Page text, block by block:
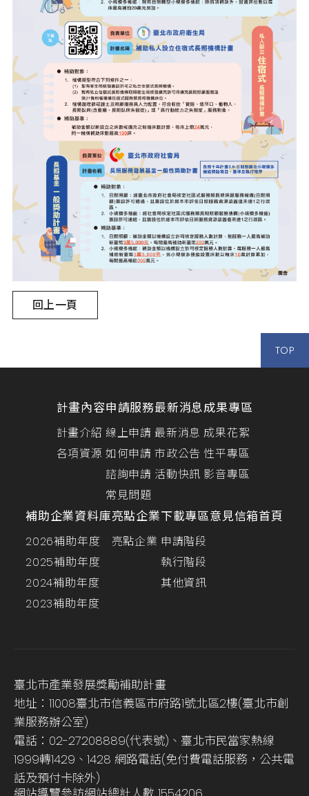
回上一頁
TOP
計畫內容
計畫介紹
各項資源
申請服務
線上申請
如何申請
諮詢申請
常見問題
最新消息
最新消息
市政公告
活動快訊
成果專區
成果花絮
性平專區
影音專區
補助企業資料庫
2026補助年度
2025補助年度
2024補助年度
2023補助年度
亮點企業
亮點企業
下載專區
申請階段
執行階段
其他資訊
意見信箱首頁
臺北市產業發展獎勵補助計畫
地址：11008臺北市信義區市府路1號北區2樓(臺北市創
業服務辦公室)
電話：02-27208889(代表號)、臺北市民當家熱線
1999轉1429、1428 網路電話(免付費電話服務，公共電
話及預付卡除外)